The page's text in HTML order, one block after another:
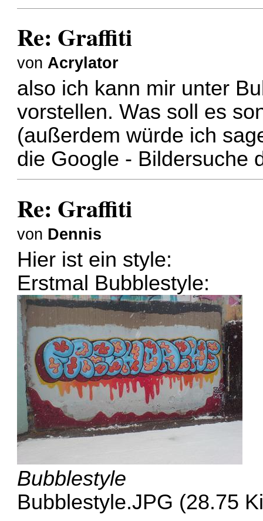
Re: Graffiti
vonAcrylator
also ich kann mir unter
vorstellen. Was soll es
(außerdem würde ich
die Google - Bildersuche
Re: Graffiti
von Dennis
Hier ist ein style:
Erstmal Bubblestyle:
Bubblestyle
Bubblestyle.JPG (28.75